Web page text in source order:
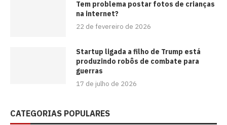
Tem problema postar fotos de crianças
na internet?
22 de fevereiro de 2026
Startup ligada a filho de Trump está
produzindo robôs de combate para
guerras
17 de julho de 2026
CATEGORIAS POPULARES